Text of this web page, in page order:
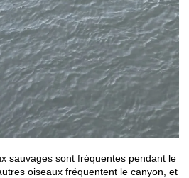
sauvages sont fréquentes pendant le
oiseaux fréquentent le canyon, et